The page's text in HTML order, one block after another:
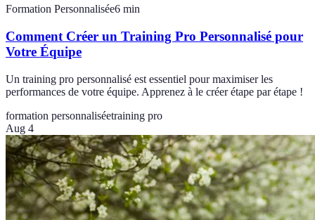
Formation Personnalisée6 min
Comment Créer un Training Pro Personnalisé pour
Votre Équipe
Un training pro personnalisé est essentiel pour maximiser les
performances de votre équipe. Apprenez à le créer étape par étape !
formation personnaliséetraining pro
Aug 4